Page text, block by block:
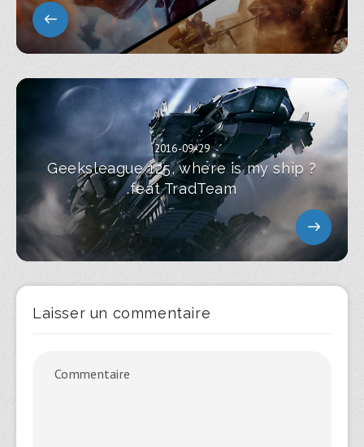
2016-09-29
Geeksleague 125, where is my ship ?
.feat TradTeam
Laisser un commentaire